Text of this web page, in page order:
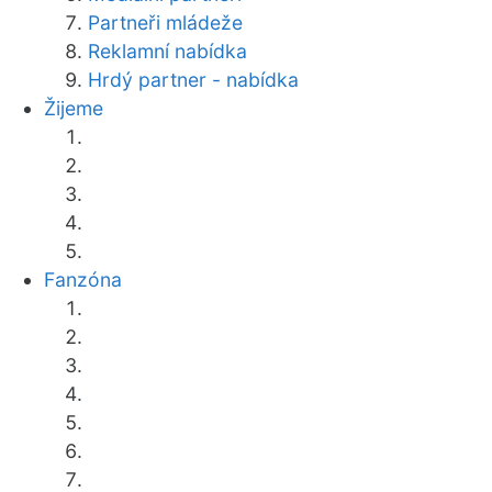
Partneři mládeže
Reklamní nabídka
Hrdý partner - nabídka
Žijeme
Fanzóna